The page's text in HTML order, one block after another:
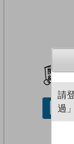
請
過